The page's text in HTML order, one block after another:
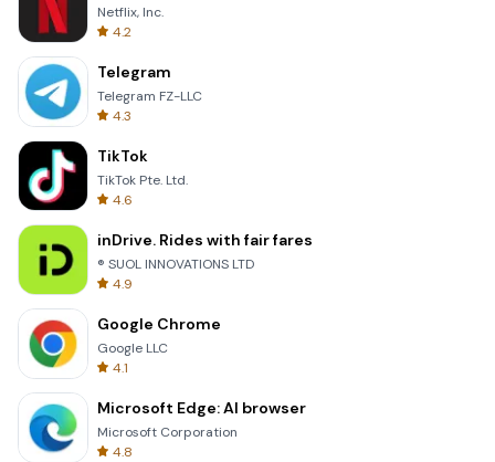
Netflix, Inc.
4.2
Telegram
Telegram FZ-LLC
4.3
TikTok
TikTok Pte. Ltd.
4.6
inDrive. Rides with fair fares
® SUOL INNOVATIONS LTD
4.9
Google Chrome
Google LLC
4.1
Microsoft Edge: AI browser
Microsoft Corporation
4.8